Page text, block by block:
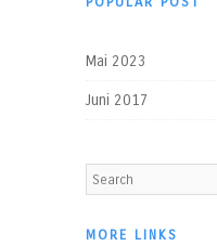
Mai 2023
Juni 2017
MORE LINKS